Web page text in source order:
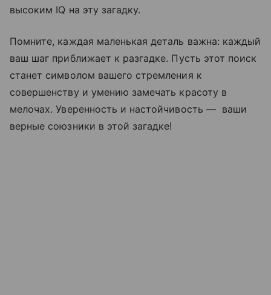
высоким IQ на эту загадку.
Помните, каждая маленькая деталь важна: каждый
ваш шаг приближает к разгадке. Пусть этот поиск
станет символом вашего стремления к
совершенству и умению замечать красоту в
мелочах. Уверенность и настойчивость — ваши
верные союзники в этой загадке!